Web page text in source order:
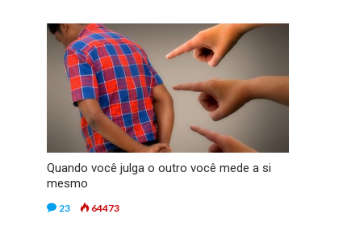
Quando você julga o outro você mede a si
mesmo
23 64473